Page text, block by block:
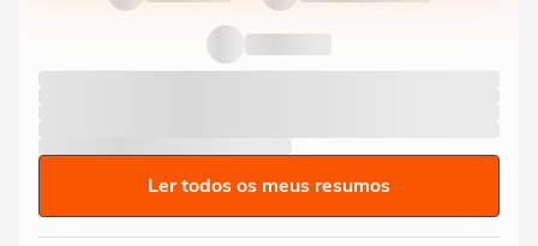
Ler todos os meus resumos